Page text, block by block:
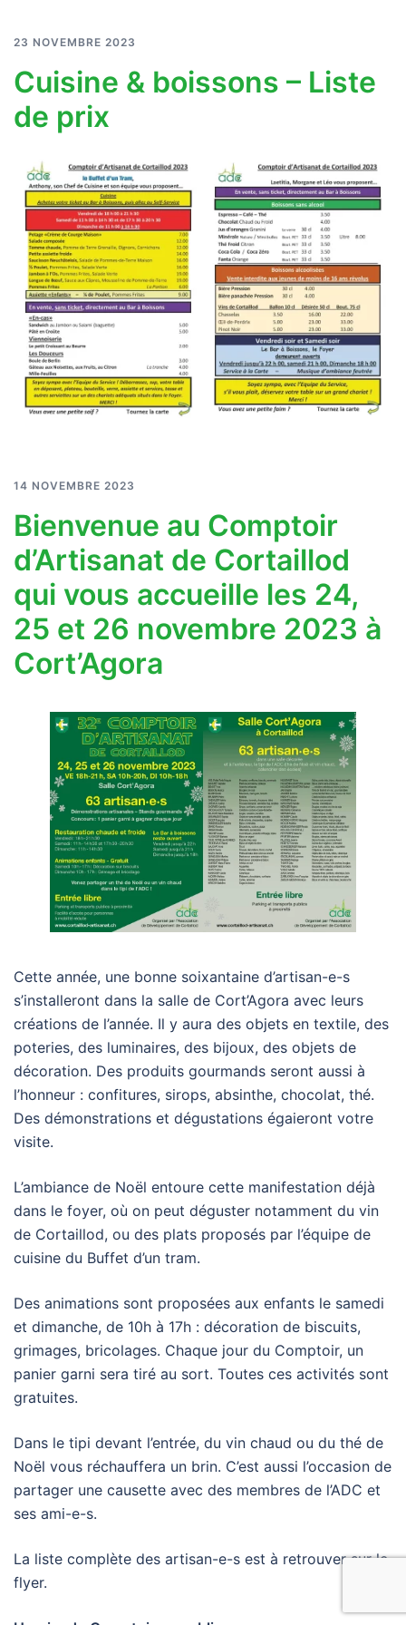
23 NOVEMBRE 2023
Cuisine & boissons – Liste
de prix
14 NOVEMBRE 2023
Bienvenue au Comptoir
d’Artisanat de Cortaillod
qui vous accueille les 24,
25 et 26 novembre 2023 à
Cort’Agora
Cette année, une bonne soixantaine d’artisan-e-s
s’installeront dans la salle de Cort’Agora avec leurs
créations de l’année. Il y aura des objets en textile, des
poteries, des luminaires, des bijoux, des objets de
décoration. Des produits gourmands seront aussi à
l’honneur : confitures, sirops, absinthe, chocolat, thé.
Des démonstrations et dégustations égaieront votre
visite.
L’ambiance de Noël entoure cette manifestation déjà
dans le foyer, où on peut déguster notamment du vin
de Cortaillod, ou des plats proposés par l’équipe de
cuisine du Buffet d’un tram.
Des animations sont proposées aux enfants le samedi
et dimanche, de 10h à 17h : décoration de biscuits,
grimages, bricolages. Chaque jour du Comptoir, un
panier garni sera tiré au sort. Toutes ces activités sont
gratuites.
Dans le tipi devant l’entrée, du vin chaud ou du thé de
Noël vous réchauffera un brin. C’est aussi l’occasion de
partager une causette avec des membres de l’ADC et
ses ami-e-s.
La liste complète des artisan-e-s est à retrouver sur le
flyer.